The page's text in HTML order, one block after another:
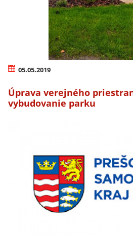
05.05.2019
Úprava verejného
vybudovanie parku